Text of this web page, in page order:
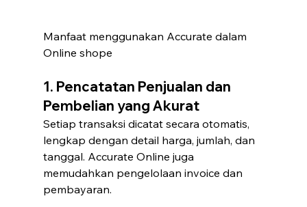
Manfaat menggunakan Accurate dalam
Online shope
1. Pencatatan Penjualan dan
Pembelian yang Akurat
Setiap transaksi dicatat secara otomatis,
lengkap dengan detail harga, jumlah, dan
tanggal. Accurate Online juga
memudahkan pengelolaan invoice dan
pembayaran.